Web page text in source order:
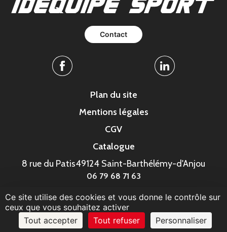
Contact
Facebook Linkedin
Plan du site
Mentions légales
CGV
Catalogue
8 rue du Patis49124 Saint-Barthélémy-d'Anjou
06 79 68 71 63
© MonaGraphic 2023
Ce site utilise des cookies et vous donne le contrôle sur
ceux que vous souhaitez activer
Tout accepter
Tout refuser Personnaliser